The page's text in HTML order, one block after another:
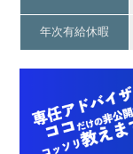
年次有給休暇